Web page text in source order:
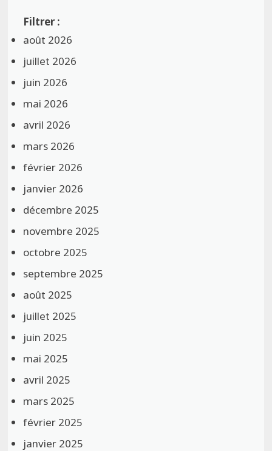
août 2026
juillet 2026
juin 2026
mai 2026
avril 2026
mars 2026
février 2026
janvier 2026
décembre 2025
novembre 2025
octobre 2025
septembre 2025
août 2025
juillet 2025
juin 2025
mai 2025
avril 2025
mars 2025
février 2025
janvier 2025